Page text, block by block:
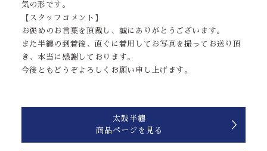
気の形です。
【スタッフコメント】
お褒めのお言葉を頂戴し、誠にありがとうございます。
また半纏の到着後、直ぐに着用してお写真を撮ってお送り頂
き、本当に感謝しております。
今後ともどうぞよろしくお願い申し上げます。
太鼓半纏
商品ページを見る